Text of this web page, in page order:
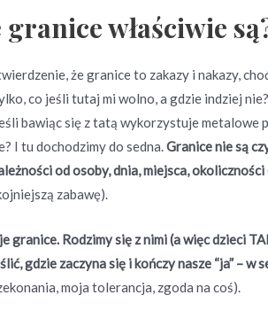
właściwie
że granice to zakazy i nakazy,
co jeśli tutaj mi wolno, a gdzie indziej
bawiąc się z tatą wykorzystuje
I tu dochodzimy do sedna.Granice nie są
od osoby, dnia, miejsca, okoliczności
zabawę).
granice. Rodzimy się z nimi (a więc dzieci
gdzie zaczyna się i kończy nasze “ja” – w
moja tolerancja, zgoda na coś).